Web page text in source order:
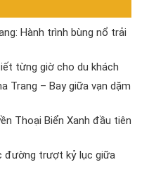
Hành trình bùng nổ trải
từng giờ cho du khách
Trang – Bay giữa vạn dặm
Thoại Biển Xanh đầu tiên
đường trượt kỷ lục giữa